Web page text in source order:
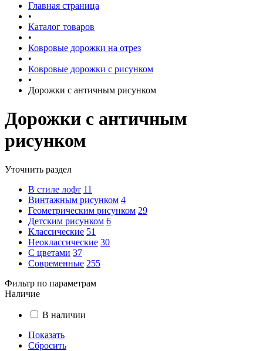
Главная страница
•
Каталог товаров
•
Ковровые дорожки на отрез
•
Ковровые дорожки с рисунком
•
Дорожки с античным рисунком
Дорожки с античным
рисунком
Уточнить раздел
В стиле лофт 11
Винтажным рисунком 4
Геометрическим рисунком 29
Детским рисунком 6
Классические 51
Неоклассические 30
С цветами 37
Современные 255
Фильтр по параметрам
Наличие
В наличии
Показать
Сбросить